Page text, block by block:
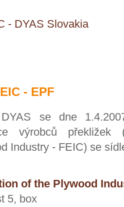
- DYAS Slovakia
- EPF
se dne
výrobců překližek
Industry - FEIC) se
of the Plywood
5, box